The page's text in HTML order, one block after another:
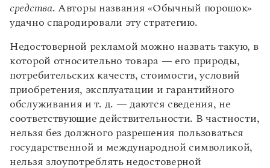
средства. Авторы названия «Обычный порошок»
удачно спародировали эту стратегию.
Недостоверной рекламой можно назвать такую, в
которой относительно товара — его природы,
потребительских качеств, стоимости, условий
приобретения, эксплуатации и гарантийного
обслуживания и т. д. — даются сведения, не
соответствующие действительности. В частности,
нельзя без должного разрешения пользоваться
государственной и международной символикой,
нельзя злоупотреблять недостоверной